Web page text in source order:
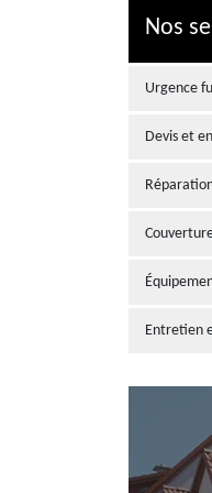
Nos
Urgence
Devis et
Entretien